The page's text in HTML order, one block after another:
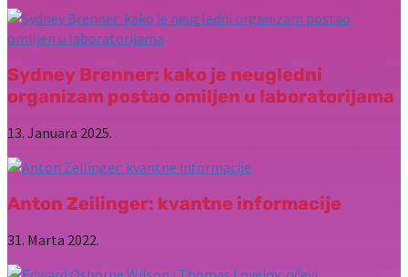
Sydney Brenner: kako je neugledni
organizam postao omiljen u laboratorijama
13. Januara 2025.
Anton Zeilinger: kvantne informacije
31. Marta 2022.